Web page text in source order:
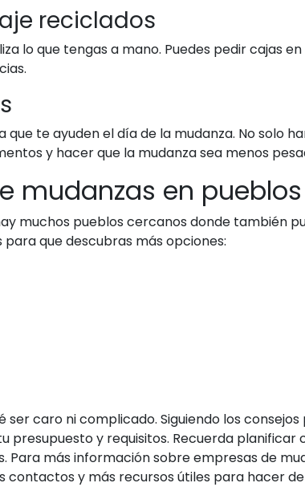
reciclados
lo que tengas a mano. Puedes pedir cajas
te ayuden el día de la mudanza. No solo
y hacer que la mudanza sea menos
mudanzas en
muchos pueblos cercanos donde también
que descubras más opciones:
ser caro ni complicado. Siguiendo los
presupuesto y requisitos. Recuerda
Para más información sobre empresas de
contactos y más recursos útiles para hacer